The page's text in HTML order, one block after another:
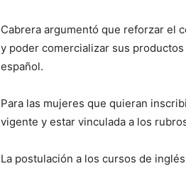
Cabrera argumentó que reforzar el
y poder comercializar sus
español.
Para las mujeres que quieran
vigente y estar vinculada a los
La postulación a los cursos de